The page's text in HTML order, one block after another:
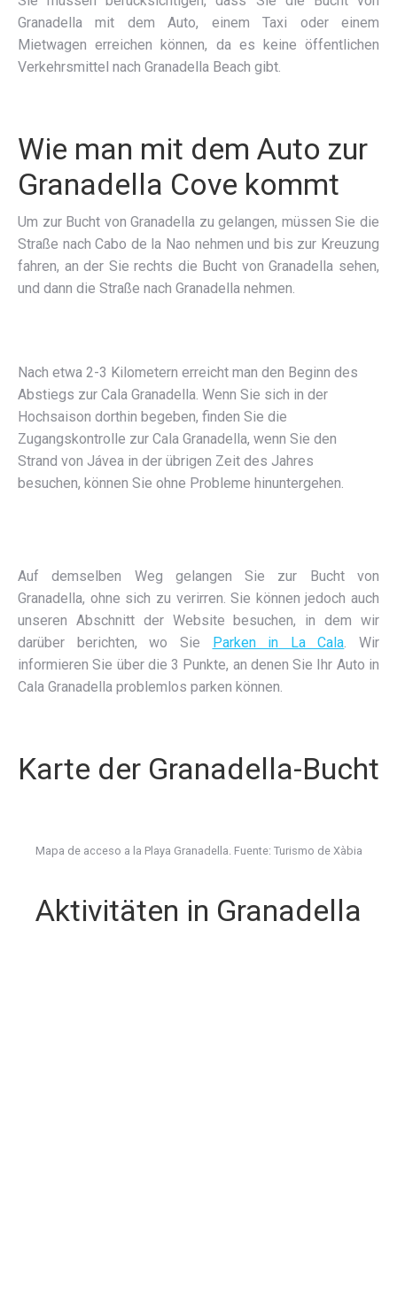
Granadella mit dem Auto, einem Taxi oder einem
Mietwagen erreichen können, da es keine öffentlichen
Verkehrsmittel nach Granadella Beach gibt.
Wie man mit dem Auto zur
Granadella Cove kommt
Um zur Bucht von Granadella zu gelangen, müssen Sie die
Straße nach Cabo de la Nao nehmen und bis zur Kreuzung
fahren, an der Sie rechts die Bucht von Granadella sehen,
und dann die Straße nach Granadella nehmen.
Nach etwa 2-3 Kilometern erreicht man den Beginn des
Abstiegs zur Cala Granadella. Wenn Sie sich in der
Hochsaison dorthin begeben, finden Sie die
Zugangskontrolle zur Cala Granadella, wenn Sie den
Strand von Jávea in der übrigen Zeit des Jahres
besuchen, können Sie ohne Probleme hinuntergehen.
Auf demselben Weg gelangen Sie zur Bucht von
Granadella, ohne sich zu verirren. Sie können jedoch auch
unseren Abschnitt der Website besuchen, in dem wir
darüber berichten, wo Sie Parken in La Cala. Wir
informieren Sie über die 3 Punkte, an denen Sie Ihr Auto in
Cala Granadella problemlos parken können.
Karte der Granadella-Bucht
Mapa de acceso a la Playa Granadella. Fuente: Turismo de Xàbia
Aktivitäten in Granadella